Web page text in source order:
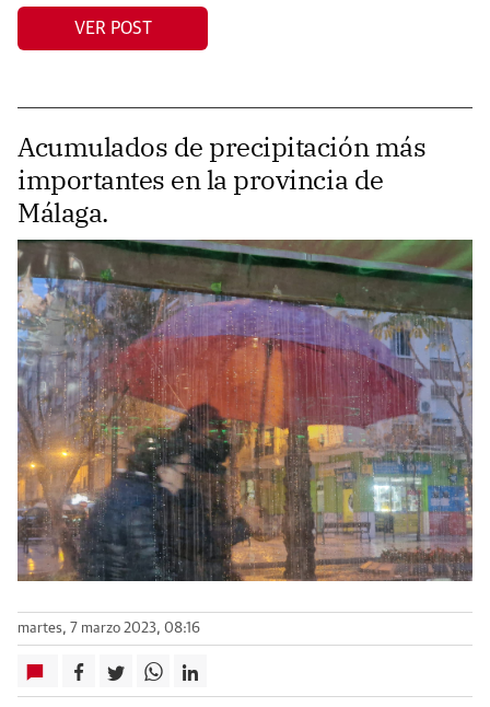
VER POST
Acumulados de precipitación más
importantes en la provincia de
Málaga.
martes, 7 marzo 2023, 08:16